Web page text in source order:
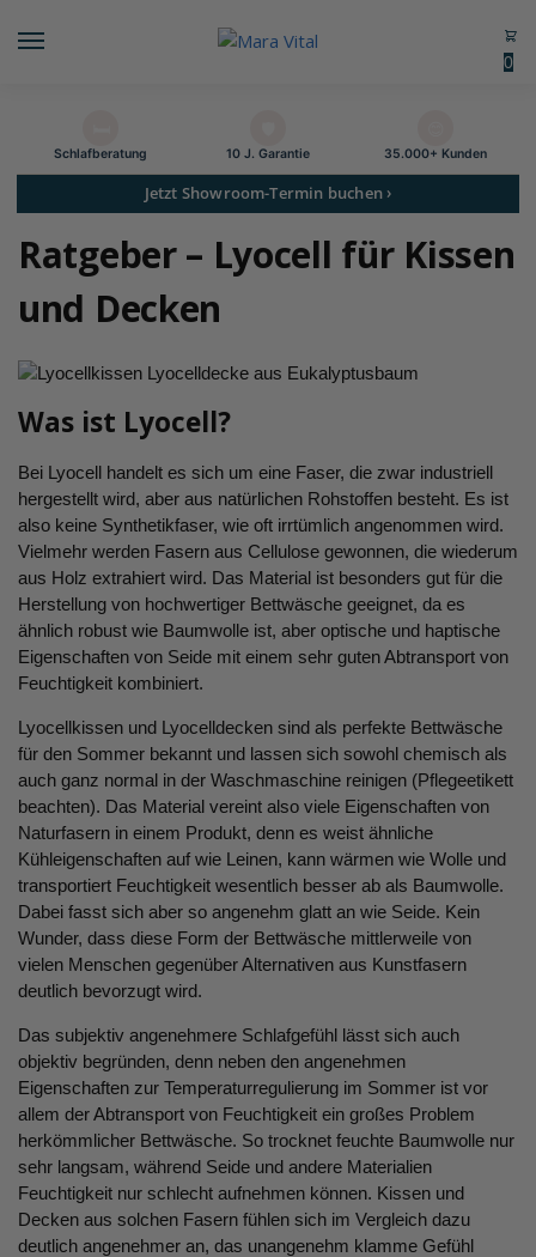
0
Schlaf­beratung 10 J. Garantie 35.000+ Kunden
Jetzt Showroom-Termin buchen ›
Ratgeber – Lyocell für Kissen
und Decken
Was ist Lyocell?
Bei Lyocell handelt es sich um eine Faser, die zwar industriell
hergestellt wird, aber aus natürlichen Rohstoffen besteht. Es ist
also keine Synthetikfaser, wie oft irrtümlich angenommen wird.
Vielmehr werden Fasern aus Cellulose gewonnen, die wiederum
aus Holz extrahiert wird. Das Material ist besonders gut für die
Herstellung von hochwertiger Bettwäsche geeignet, da es
ähnlich robust wie Baumwolle ist, aber optische und haptische
Eigenschaften von Seide mit einem sehr guten Abtransport von
Feuchtigkeit kombiniert.
Lyocellkissen und Lyocelldecken sind als perfekte Bettwäsche
für den Sommer bekannt und lassen sich sowohl chemisch als
auch ganz normal in der Waschmaschine reinigen (Pflegeetikett
beachten). Das Material vereint also viele Eigenschaften von
Naturfasern in einem Produkt, denn es weist ähnliche
Kühleigenschaften auf wie Leinen, kann wärmen wie Wolle und
transportiert Feuchtigkeit wesentlich besser ab als Baumwolle.
Dabei fasst sich aber so angenehm glatt an wie Seide. Kein
Wunder, dass diese Form der Bettwäsche mittlerweile von
vielen Menschen gegenüber Alternativen aus Kunstfasern
deutlich bevorzugt wird.
Das subjektiv angenehmere Schlafgefühl lässt sich auch
objektiv begründen, denn neben den angenehmen
Eigenschaften zur Temperaturregulierung im Sommer ist vor
allem der Abtransport von Feuchtigkeit ein großes Problem
herkömmlicher Bettwäsche. So trocknet feuchte Baumwolle nur
sehr langsam, während Seide und andere Materialien
Feuchtigkeit nur schlecht aufnehmen können. Kissen und
Decken aus solchen Fasern fühlen sich im Vergleich dazu
deutlich angenehmer an, das unangenehm klamme Gefühl